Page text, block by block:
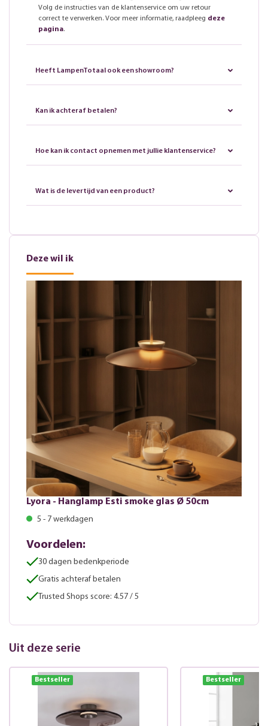
Volg de instructies van de klantenservice om uw retour
correct te verwerken. Voor meer informatie, raadpleeg deze
pagina.
Heeft LampenTotaal ook een showroom?
Kan ik achteraf betalen?
Hoe kan ik contact opnemen met jullie klantenservice?
Wat is de levertijd van een product?
Deze wil ik
Lyora - Hanglamp Esti smoke glas Ø 50cm
5 - 7 werkdagen
Voordelen:
30 dagen bedenkperiode
Gratis achteraf betalen
Trusted Shops score: 4.57 / 5
Uit deze serie
Bestseller Bestseller